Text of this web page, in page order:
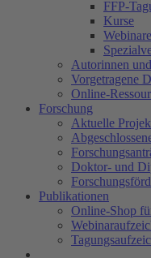
FFP-
Kurse
Webinare
Autorinnen
Vorgetragene
Online-
Forschung
Aktuelle
Doktor- und
Publikationen
Online-Shop